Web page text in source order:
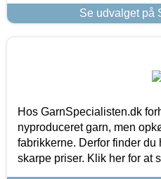
Se udvalget på
Hos GarnSpecialisten.dk
nyproduceret garn, men
fabrikkerne. Derfor finder du
skarpe priser. Klik her for at